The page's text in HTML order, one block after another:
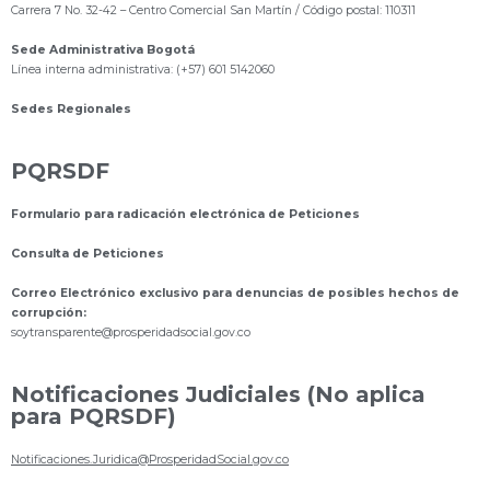
Carrera 7 No. 32-42 – Centro Comercial San Martín / Código postal: 110311
Sede Administrativa Bogotá
Línea interna administrativa: (+57) 601 5142060
Sedes Regionales
PQRSDF
Formulario para radicación electrónica de Peticiones
Consulta de Peticiones
Correo Electrónico exclusivo para denuncias de posibles hechos de
corrupción:
soytransparente@prosperidadsocial.gov.co
Notificaciones Judiciales (No aplica
para PQRSDF)
Notificaciones.Juridica@ProsperidadSocial.gov.co